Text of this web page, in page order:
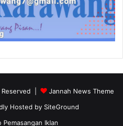
Reserved |
Jannah News Theme
Hosted by SiteGround
Pemasangan Iklan